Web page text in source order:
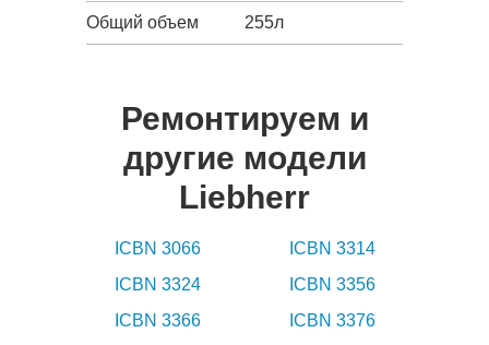
Общий объем 255л
Ремонтируем и
другие модели
Liebherr
ICBN 3066
ICBN 3314
ICBN 3324
ICBN 3356
ICBN 3366
ICBN 3376